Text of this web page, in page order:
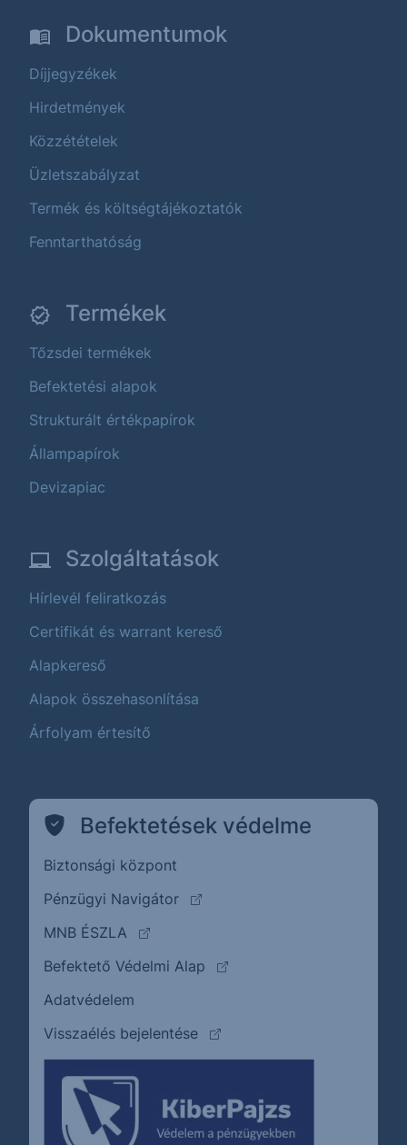
Dokumentumok
Díjjegyzékek
Hirdetmények
Közzétételek
Üzletszabályzat
Termék és költségtájékoztatók
Fenntarthatóság
Termékek
Tőzsdei termékek
Befektetési alapok
Strukturált értékpapírok
Állampapírok
Devizapiac
Szolgáltatások
Hírlevél feliratkozás
Certifikát és warrant kereső
Alapkereső
Alapok összehasonlítása
Árfolyam értesítő
Befektetések védelme
Biztonsági központ
Pénzügyi Navigátor
(külső oldalra ugrik)
MNB ÉSZLA
(külső oldalra ugrik)
Befektető Védelmi Alap
(külső oldalra ugrik)
Adatvédelem
Visszaélés bejelentése
(külső oldalra ugrik)